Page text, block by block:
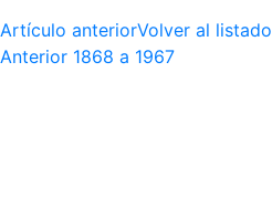
Artículo anteriorVolver al listado
Anterior 1868 a 1967